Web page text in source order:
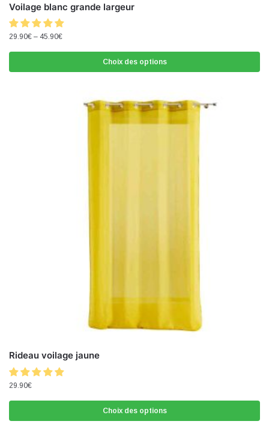
Voilage blanc grande largeur
29.90€ – 45.90€
Choix des options
Rideau voilage jaune
29.90€
Choix des options